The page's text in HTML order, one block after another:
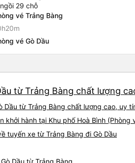
29 chỗ
vé Trảng Bàng
vé Gò Dầu
từ Trảng Bàng chất lượng
Dầu từ Trảng Bàng chất lượng cao, uy
khởi hành tại Khu phố Hoà Bình (Phòng
tuyến xe từ Trảng Bàng đi Gò Dầu